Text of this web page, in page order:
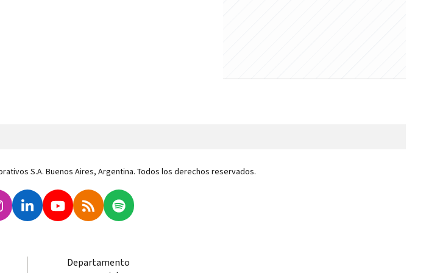
S.A. Buenos Aires, Argentina. Todos los derechos reservados.
Departamento